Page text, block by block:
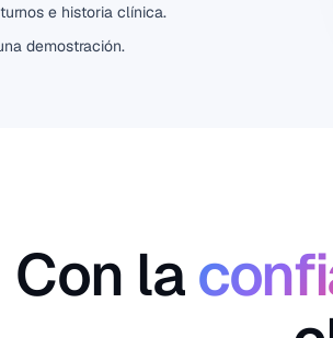
e historia clínica.
demostración.
Con la